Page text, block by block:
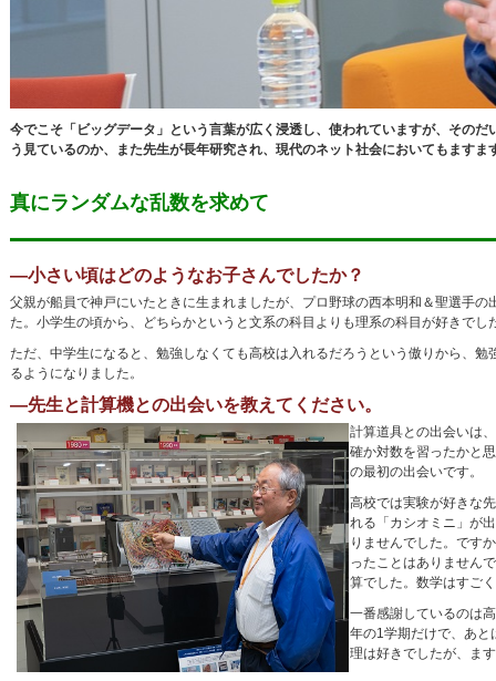
今でこそ「ビッグデータ」という言葉が広く浸透し、使われていますが、その
う見ているのか、また先生が長年研究され、現代のネット社会においてもます
真にランダムな乱数を求めて
―小さい頃はどのようなお子さんでしたか？
父親が船員で神戸にいたときに生まれましたが、プロ野球の西本明和＆聖選手
た。小学生の頃から、どちらかというと文系の科目よりも理系の科目が好きで
ただ、中学生になると、勉強しなくても高校は入れるだろうという傲りから、
るようになりました。
―先生と計算機との出会いを教えてください。
計算道具との出会いは
確か対数を習ったかと
の最初の出会いです。
高校では実験が好きな
れる「カシオミニ」が
りませんでした。です
ったことはありません
算でした。数学はすご
一番感謝しているのは
年の1学期だけで、あと
理は好きでしたが、ま